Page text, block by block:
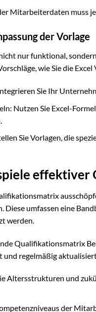
Mitarbeiterdaten muss
der Vorlage
nur funktional,
wie Sie die
Sie Ihr
Nutzen Sie Excel-
Sie Vorlagen, die
Diese umfassen eine
werden.
Qualifikationsmatrix
und regelmäßig
Altersstrukturen und
der